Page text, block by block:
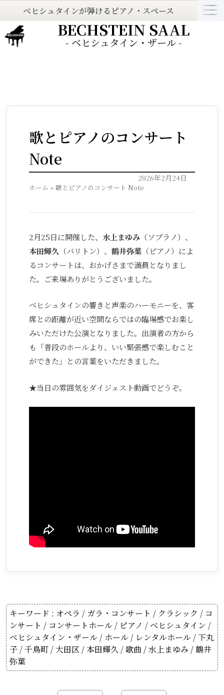
ベヒシュタインが弾けるピアノ・スペース
BECHSTEIN SAAL
- ベヒシュタイン・ザール -
歌とピアノのコンサート
Note
2026年2月24日
ホーム » 歌とピアノのコンサート Note
2月25日に開催した、 水上まゆみ（ソプラノ）、
本田輝久 （バリトン）、 鶴井弥葉（ピアノ）によ
るコンサートは、おかげさまで満員となりまし
た。ご来場ありがとうございました。
ベヒシュタインの響きと声楽のハーモニーを、客
席との距離が近い空間ならではの臨場感でお楽し
みいただけた公演となりました。出演者の方から
も「普段のホールより、いい緊張感で楽しむこと
ができた」との言葉をいただきました。
★当日の雰囲気をダイジェスト動画でどうぞ。
キーワード : オペラ / ガラ・コンサート / クラシック / コ
ンサート / コンサートホール / ピアノ / ベヒシュタイン /
ベヒシュタイン・ザール / ホール / レンタルホール /下丸
子 /千鳥町 /大田区 /本田輝久 /歌曲 /水上まゆみ / 鶴井
弥葉